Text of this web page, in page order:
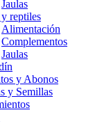
Jaulas
y reptiles
Alimentación
Complementos
Jaulas
y Abonos
y Semillas